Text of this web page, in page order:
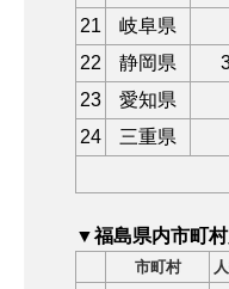
21 岐阜県
22 静岡県
23
愛知県
24 三重県
▼福島県内市町
市町村